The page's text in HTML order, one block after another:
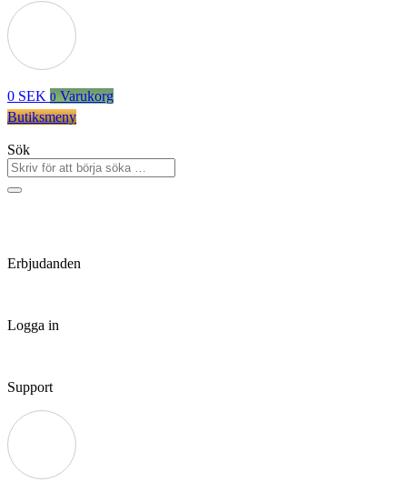
0 SEK 0 Varukorg
Butiksmeny
Sök
Erbjudanden
Logga in
Support